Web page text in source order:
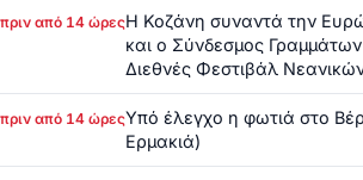
πριν από 14 ώρεςΗ Κοζάνη συναντά την
και ο Σύνδεσμος
Διεθνές Φεστιβάλ
πριν από 14 ώρεςΥπό έλεγχο η φωτιά στο
Ερμακιά)